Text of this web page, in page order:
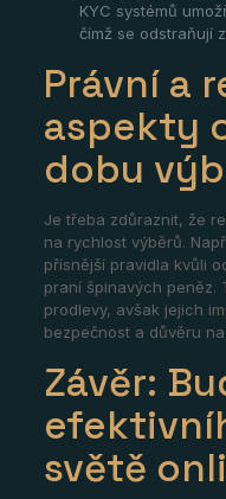
KYC systémů
čímž se odstraňují
Právní a
aspekty
dobu
Je třeba zdůraznit, že
na rychlost výběrů.
přísnější pravidla kvůli
praní špinavých peněz.
prodlevy, avšak jejich
bezpečnost a důvěru
Závěr:
světě